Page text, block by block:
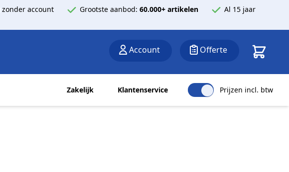
zonder account Grootste aanbod: 60.000+ artikelen
Al 15 jaar
Account Offerte
Zakelijk Klantenservice Prijzen incl. btw